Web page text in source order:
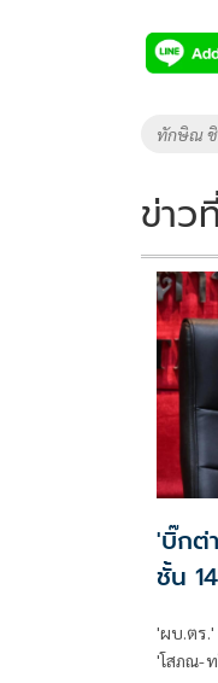
e
b
o
k
Tags
ทักษิณ
ข่าว
'บิ๊กต่
ชั้น
'ผบ.ตร.'
'โสภณ-